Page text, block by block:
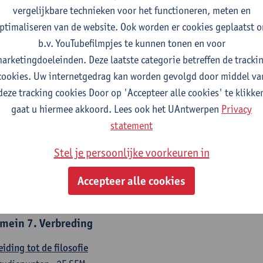
1E/2E SEM
studiepunten
Tom Van Caneghem Christine Lippens
6. Kwantitatieve methoden
statistiek en kansrekenen
2E SEM
studiepunten
Stephan Van der Veeken
methoden en technieken
1E/2E SEM
Ida Ruts
7. Verbreding
tot de filosofie
vergelijkbare technieken voor het functioneren, meten en
van de website. Ook worden er cookies geplaatst
b.v. YouTubefilmpjes te kunnen tonen en voor
Deze laatste categorie betreffen de
Uw internetgedrag kan worden gevolgd door middel
tracking cookies Door op 'Accepteer alle cookies' te
gaat u hiermee akkoord. Lees ook het UAntwerpen Privacy
statement
Stel je persoonlijke voorkeuren in
Accepteer alle cookies